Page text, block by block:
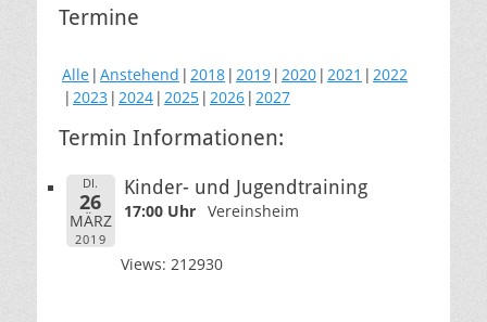
Termine
Alle Anstehend 2018 2019 2020 2021
2022
2023 2024 2025 2026 2027
Termin Informationen:
DI.
26
MÄRZ
2019
Kinder- und Jugendtraining
17:00 Uhr Vereinsheim
Views: 212930